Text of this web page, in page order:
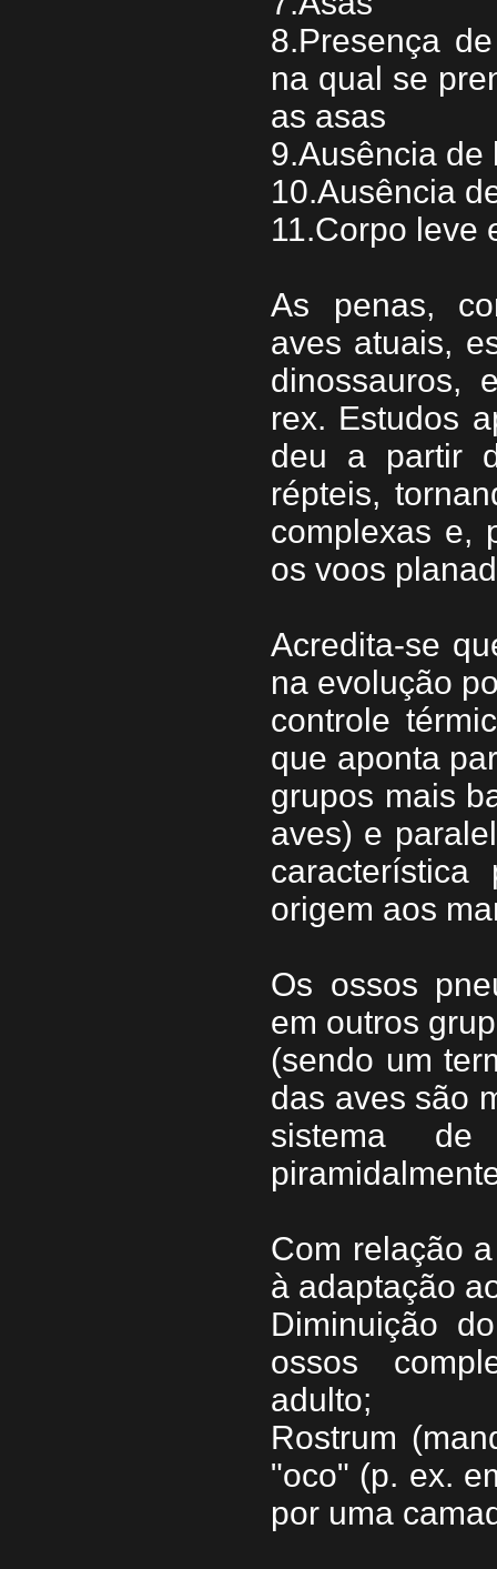
8.Presença
na qual se
as asas
9.Ausência de
10.Ausência
11.Corpo leve
As penas,
aves atuais,
dinossauros,
rex. Estudos
deu a partir
répteis,
complexas e,
os voos
Acredita-se
na evolução
controle
que aponta
grupos mais
aves) e
origem aos
Os ossos
em outros
(sendo um
das aves são
sistema de
Com relação
à adaptação
Diminuição
ossos
adulto;
Rostrum
"oco" (p. ex.
por uma